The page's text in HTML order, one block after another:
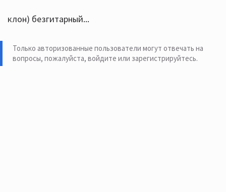
клон) безгитарный...
Только авторизованные пользователи могут отвечать на
вопросы, пожалуйста, войдите или зарегистрируйтесь.